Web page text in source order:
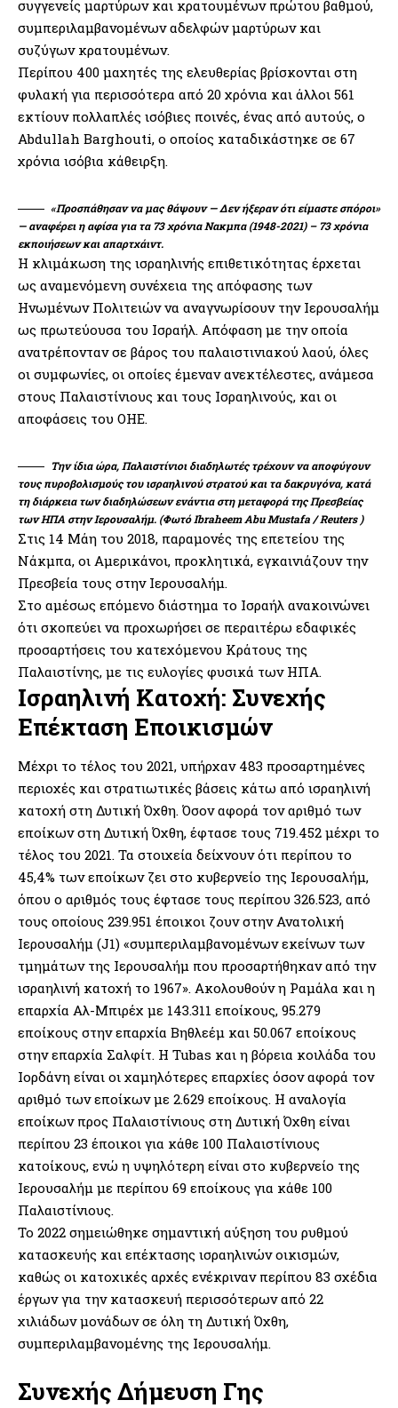
συγγενείς μαρτύρων και κρατουμένων πρώτου βαθμού,
συμπεριλαμβανομένων αδελφών μαρτύρων και
συζύγων κρατουμένων.
Περίπου 400 μαχητές της ελευθερίας βρίσκονται στη
φυλακή για περισσότερα από 20 χρόνια και άλλοι 561
εκτίουν πολλαπλές ισόβιες ποινές, ένας από αυτούς, ο
Abdullah Barghouti, ο οποίος καταδικάστηκε σε 67
χρόνια ισόβια κάθειρξη.
«Προσπάθησαν να μας θάψουν — Δεν ήξεραν ότι είμαστε σπόροι»
— αναφέρει η αφίσα για τα 73 χρόνια Νακμπα (1948-2021) – 73 χρόνια
εκποιήσεων και απαρτχάιντ.
Η κλιμάκωση της ισραηλινής επιθετικότητας έρχεται
ως αναμενόμενη συνέχεια της απόφασης των
Ηνωμένων Πολιτειών να αναγνωρίσουν την Ιερουσαλήμ
ως πρωτεύουσα του Ισραήλ. Απόφαση με την οποία
ανατρέπονταν σε βάρος του παλαιστινιακού λαού, όλες
οι συμφωνίες, οι οποίες έμεναν ανεκτέλεστες, ανάμεσα
στους Παλαιστίνιους και τους Ισραηλινούς, και οι
αποφάσεις του ΟΗΕ.
Την ίδια ώρα, Παλαιστίνιοι διαδηλωτές τρέχουν να αποφύγουν
τους πυροβολισμούς του ισραηλινού στρατού και τα δακρυγόνα, κατά
τη διάρκεια των διαδηλώσεων ενάντια στη μεταφορά της Πρεσβείας
των ΗΠΑ στην Ιερουσαλήμ. (Φωτό Ibraheem Abu Mustafa / Reuters )
Στις 14 Μάη του 2018, παραμονές της επετείου της
Νάκμπα, οι Αμερικάνοι, προκλητικά, εγκαινιάζουν την
Πρεσβεία τους στην Ιερουσαλήμ.
Στο αμέσως επόμενο διάστημα το Ισραήλ ανακοινώνει
ότι σκοπεύει να προχωρήσει σε περαιτέρω εδαφικές
προσαρτήσεις του κατεχόμενου Κράτους της
Παλαιστίνης, με τις ευλογίες φυσικά των ΗΠΑ.
Ισραηλινή Κατοχή: Συνεχής
Επέκταση Εποικισμών
Μέχρι το τέλος του 2021, υπήρχαν 483 προσαρτημένες
περιοχές και στρατιωτικές βάσεις κάτω από ισραηλινή
κατοχή στη Δυτική Όχθη. Όσον αφορά τον αριθμό των
εποίκων στη Δυτική Όχθη, έφτασε τους 719.452 μέχρι το
τέλος του 2021. Τα στοιχεία δείχνουν ότι περίπου το
45,4% των εποίκων ζει στο κυβερνείο της Ιερουσαλήμ,
όπου ο αριθμός τους έφτασε τους περίπου 326.523, από
τους οποίους 239.951 έποικοι ζουν στην Ανατολική
Ιερουσαλήμ (J1) «συμπεριλαμβανομένων εκείνων των
τμημάτων της Ιερουσαλήμ που προσαρτήθηκαν από την
ισραηλινή κατοχή το 1967». Ακολουθούν η Ραμάλα και η
επαρχία Αλ-Μπιρέχ με 143.311 εποίκους, 95.279
εποίκους στην επαρχία Βηθλεέμ και 50.067 εποίκους
στην επαρχία Σαλφίτ. Η Tubas και η βόρεια κοιλάδα του
Ιορδάνη είναι οι χαμηλότερες επαρχίες όσον αφορά τον
αριθμό των εποίκων με 2.629 εποίκους. Η αναλογία
εποίκων προς Παλαιστίνιους στη Δυτική Όχθη είναι
περίπου 23 έποικοι για κάθε 100 Παλαιστίνιους
κατοίκους, ενώ η υψηλότερη είναι στο κυβερνείο της
Ιερουσαλήμ με περίπου 69 εποίκους για κάθε 100
Παλαιστίνιους.
Το 2022 σημειώθηκε σημαντική αύξηση του ρυθμού
κατασκευής και επέκτασης ισραηλινών οικισμών,
καθώς οι κατοχικές αρχές ενέκριναν περίπου 83 σχέδια
έργων για την κατασκευή περισσότερων από 22
χιλιάδων μονάδων σε όλη τη Δυτική Όχθη,
συμπεριλαμβανομένης της Ιερουσαλήμ.
Συνεχής Δήμευση Γης